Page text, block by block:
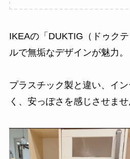
IKEAの「DUKTIG（ドゥク
ルで無垢なデザインが魅力。
プラスチック製と違い、イ
く、安っぽさを感じさせませ